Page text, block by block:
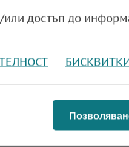
се обмитява
или достъп до